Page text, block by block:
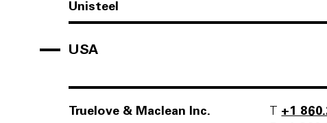
Unisteel
USA
Truelove & Maclean Inc.
+1